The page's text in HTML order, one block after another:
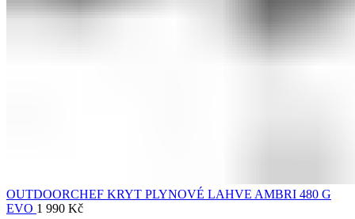
OUTDOORCHEF KRYT PLYNOVÉ LAHVE AMBRI 480 G
EVO 1 990 Kč